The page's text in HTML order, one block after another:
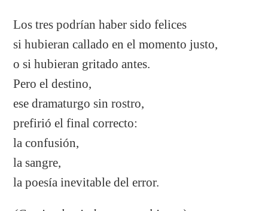
Los tres podrían haber sido felices
si hubieran callado en el momento justo,
o si hubieran gritado antes.
Pero el destino,
ese dramaturgo sin rostro,
prefirió el final correcto:
la confusión,
la sangre,
la poesía inevitable del error.